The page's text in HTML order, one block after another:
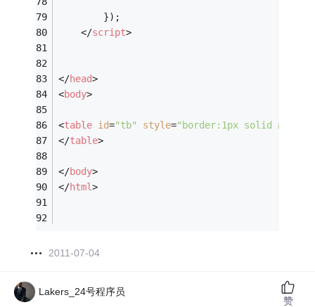
        });
</script>
</head>
<body>
<table id="tb" style="border:1px solid
</table>
</body>
</html>
2011-07-04
Lakers_24号程序员
赞